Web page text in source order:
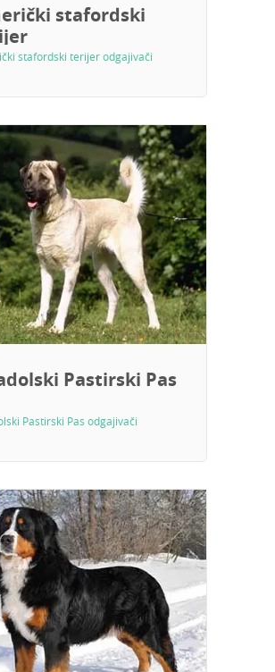
stafordski
stafordski terijer odgajivači
Pastirski Pas
Pastirski Pas odgajivači